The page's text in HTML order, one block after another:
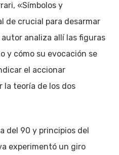
«Símbolos y
de crucial para desarmar
analiza allí las figuras
y cómo su evocación se
el accionar
la teoría de los dos
del 90 y principios del
experimentó un giro